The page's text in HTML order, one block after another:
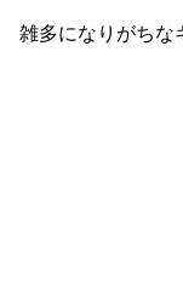
雑多になりがちな